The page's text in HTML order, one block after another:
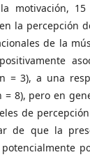
motivación,
la percepción
de la
= 3), a una
= 8), pero en
de
de que la